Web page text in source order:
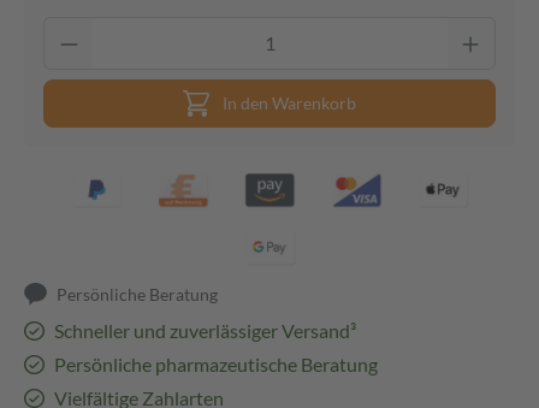
In den Warenkorb
Persönliche Beratung
Schneller und zuverlässiger Versand³
Persönliche pharmazeutische Beratung
Vielfältige Zahlarten